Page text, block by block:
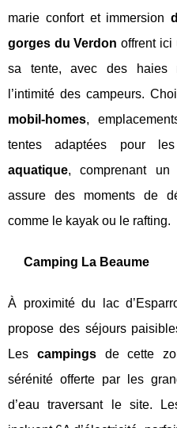
marie confort et immersion
gorges du Verdon offrent ici
sa tente, avec des haies
l’intimité des campeurs.
mobil-homes,
tentes adaptées pour
aquatique, comprenant
assure des moments de
comme le kayak ou le rafting.
Camping La Beaume
À proximité du lac
propose des séjours
Les campingsde cette
sérénité offerte par les
d’eau traversant le site.